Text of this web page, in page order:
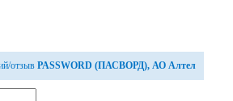
отзыв PASSWORD (ПАСВОРД), АО Алтел